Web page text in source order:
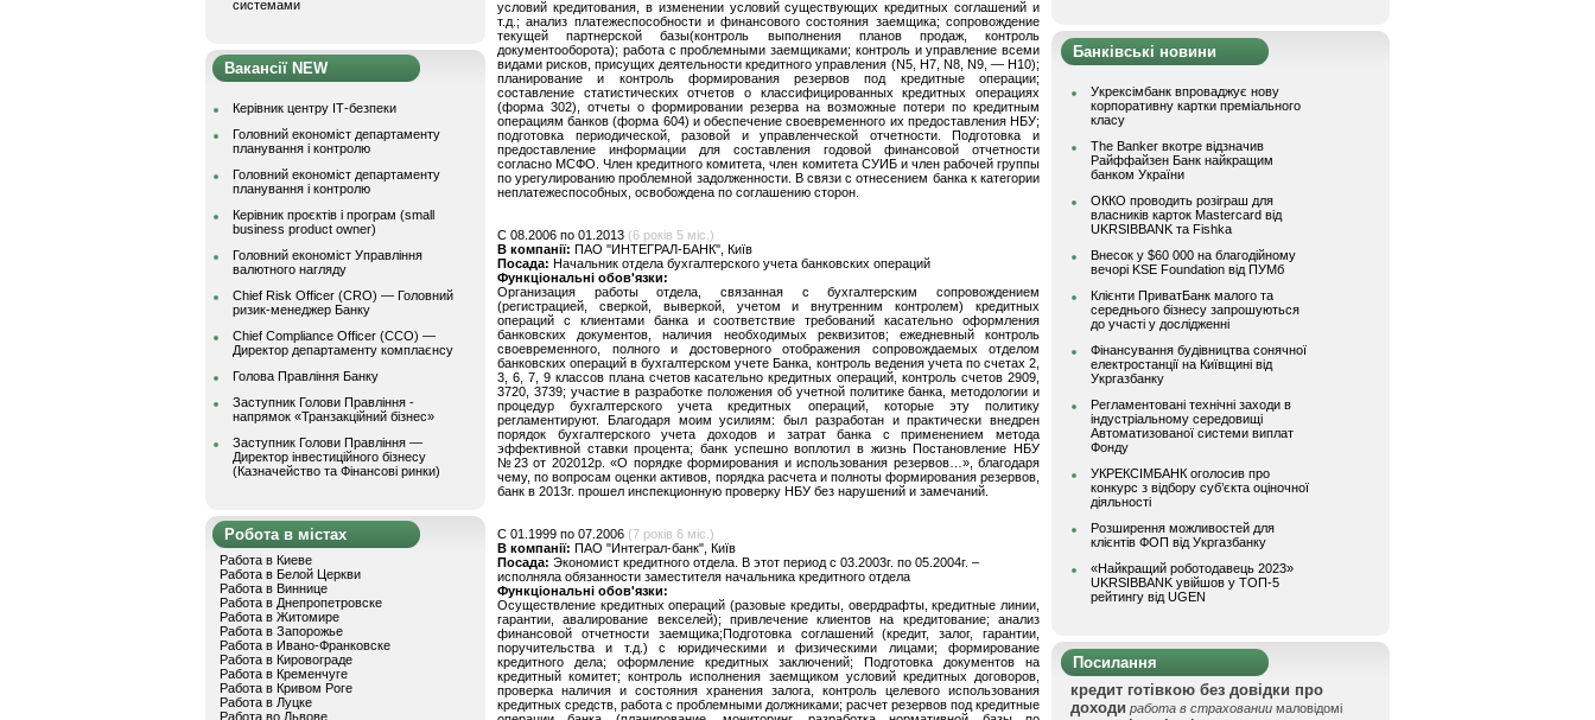
системами
Вакансії NEW
Керівник центру ІТ-безпеки
Головний економіст департаменту
планування і контролю
Головний економіст департаменту
планування і контролю
Керівник проєктів і програм (small
business product owner)
Головний економіст Управління
валютного нагляду
Chief Risk Officer (CRO) — Головний
ризик-менеджер Банку
Chief Compliance Officer (CCO) —
Директор департаменту комплаєнсу
Голова Правління Банку
Заступник Голови Правління -
напрямок «Транзакційний бізнес»
Заступник Голови Правління —
Директор інвестиційного бізнесу
(Казначейство та Фінансові ринки)
Робота в містах
Работа в Киеве
Работа в Белой Церкви
Работа в Виннице
Работа в Днепропетровске
Работа в Житомире
Работа в Запорожье
Работа в Ивано-Франковске
Работа в Кировограде
Работа в Кременчуге
Работа в Кривом Роге
Работа в Луцке
Работа во Львове
условий кредитования, в изменении условий существующих кредитных соглашений и
т.д.; анализ платежеспособности и финансового состояния заемщика; сопровождение
текущей партнерской базы(контроль выполнения планов продаж, контроль
документооборота); работа с проблемными заемщиками; контроль и управление всеми
видами рисков, присущих деятельности кредитного управления (N5, H7, N8, N9, — H10);
планирование и контроль формирования резервов под кредитные операции;
составление статистических отчетов о классифицированных кредитных операциях
(форма 302), отчеты о формировании резерва на возможные потери по кредитным
операциям банков (форма 604) и обеспечение своевременного их предоставления НБУ;
подготовка периодической, разовой и управленческой отчетности. Подготовка и
предоставление информации для составления годовой финансовой отчетности
согласно МСФО. Член кредитного комитета, член комитета СУИБ и член рабочей группы
по урегулированию проблемной задолженности. В связи с отнесением банка к категории
неплатежеспособных, освобождена по соглашению сторон.
C 08.2006 по 01.2013 (6 років 5 міс.)
В компанії: ПАО ''ИНТЕГРАЛ-БАНК'', Київ
Посада: Начальник отдела бухгалтерского учета банковских операций
Функціональні обов'язки:
Организация работы отдела, связанная с бухгалтерским сопровождением
(регистрацией, сверкой, выверкой, учетом и внутренним контролем) кредитных
операций с клиентами банка и соответствие требований касательно оформления
банковских документов, наличия необходимых реквизитов; ежедневный контроль
своевременного, полного и достоверного отображения сопровождаемых отделом
банковских операций в бухгалтерском учете Банка, контроль ведения учета по счетах 2,
3, 6, 7, 9 классов плана счетов касательно кредитных операций, контроль счетов 2909,
3720, 3739; участие в разработке положения об учетной политике банка, методологии и
процедур бухгалтерского учета кредитных операций, которые эту политику
регламентируют. Благодаря моим усилиям: был разработан и практически внедрен
порядок бухгалтерского учета доходов и затрат банка с применением метода
эффективной ставки процента; банк успешно воплотил в жизнь Постановление НБУ
№23 от 202012р. «О порядке формирования и использования резервов…», благодаря
чему, по вопросам оценки активов, порядка расчета и полноты формирования резервов,
банк в 2013г. прошел инспекционную проверку НБУ без нарушений и замечаний.
C 01.1999 по 07.2006 (7 років 6 міс.)
В компанії: ПАО "Интеграл-банк", Київ
Посада: Экономист кредитного отдела. В этот период с 03.2003г. по 05.2004г. –
исполняла обязанности заместителя начальника кредитного отдела
Функціональні обов'язки:
Осуществление кредитных операций (разовые кредиты, овердрафты, кредитные линии,
гарантии, авалирование векселей); привлечение клиентов на кредитование; анализ
финансовой отчетности заемщика;Подготовка соглашений (кредит, залог, гарантии,
поручительства и т.д.) с юридическими и физическими лицами; формирование
кредитного дела; оформление кредитных заключений; Подготовка документов на
кредитный комитет; контроль исполнения заемщиком условий кредитных договоров,
проверка наличия и состояния хранения залога, контроль целевого использования
кредитных средств, работа с проблемными должниками; расчет резервов под кредитные
Банківські новини
Укрексімбанк впроваджує нову
корпоративну картки преміального
класу
The Banker вкотре відзначив
Райффайзен Банк найкращим
банком України
ОККО проводить розіграш для
власників карток Mastercard від
UKRSIBBANK та Fishka
Внесок у $60 000 на благодійному
вечорі KSE Foundation від ПУМб
Клієнти ПриватБанк малого та
середнього бізнесу запрошуються
до участі у дослідженні
Фінансування будівництва сонячної
електростанції на Київщині від
Укргазбанку
Регламентовані технічні заходи в
індустріальному середовищі
Автоматизованої системи виплат
Фонду
УКРЕКСІМБАНК оголосив про
конкурс з відбору суб’єкта оціночної
діяльності
Розширення можливостей для
клієнтів ФОП від Укргазбанку
«Найкращий роботодавець 2023»
UKRSIBBANK увійшов у ТОП-5
рейтингу від UGEN
Посилання
кредит готівкою без довідки про
доходи работа в страховании маловідомі